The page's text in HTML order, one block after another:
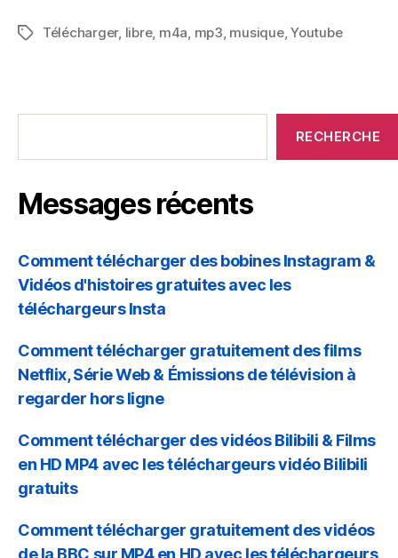
MotsTélécharger, libre, m4a mp3 musique,Youtube
Messages
RECHERCHE
Messages récents
Comment télécharger des bobines Instagram &
Vidéos d'histoires gratuites avec les
téléchargeurs Insta
Comment télécharger gratuitement des films
Netflix, Série Web & Émissions de télévision à
regarder hors ligne
Comment télécharger des vidéos Bilibili & Films
en HD MP4 avec les téléchargeurs vidéo Bilibili
gratuits
Comment télécharger gratuitement des vidéos
de la BBC sur MP4 en HD avec les téléchargeurs